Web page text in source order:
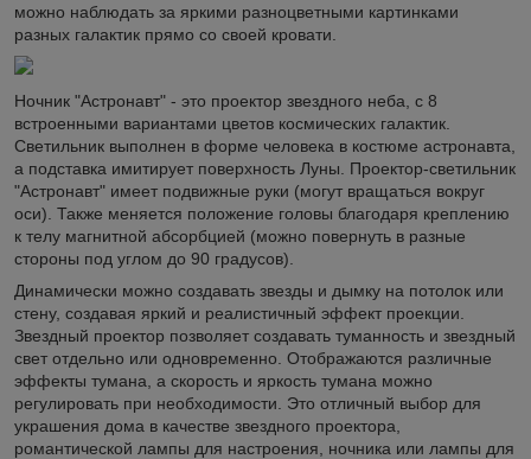
можно наблюдать за яркими разноцветными картинками
разных галактик прямо со своей кровати.
Ночник "Астронавт" - это проектор звездного неба, с 8
встроенными вариантами цветов космических галактик.
Светильник выполнен в форме человека в костюме астронавта,
а подставка имитирует поверхность Луны. Проектор-светильник
"Астронавт" имеет подвижные руки (могут вращаться вокруг
оси). Также меняется положение головы благодаря креплению
к телу магнитной абсорбцией (можно повернуть в разные
стороны под углом до 90 градусов).
Динамически можно создавать звезды и дымку на потолок или
стену, создавая яркий и реалистичный эффект проекции.
Звездный проектор позволяет создавать туманность и звездный
свет отдельно или одновременно. Отображаются различные
эффекты тумана, а скорость и яркость тумана можно
регулировать при необходимости. Это отличный выбор для
украшения дома в качестве звездного проектора,
романтической лампы для настроения, ночника или лампы для